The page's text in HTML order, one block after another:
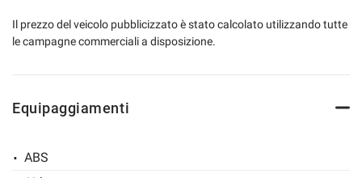
- ALLESTIMENTO DOLCEVITA DA 19.700 EURO
- ALLESTIMENTO LA PRIMA DA 22.050 EURO
CONTATTO DIRETTO:
Il prezzo del veicolo pubblicizzato è stato calcolato utilizzando tutte
le campagne commerciali a disposizione.
Equipaggiamenti
ABS
Cookie per il miglioramento dell'esperienza utente
Cookie di marketing
Leggi